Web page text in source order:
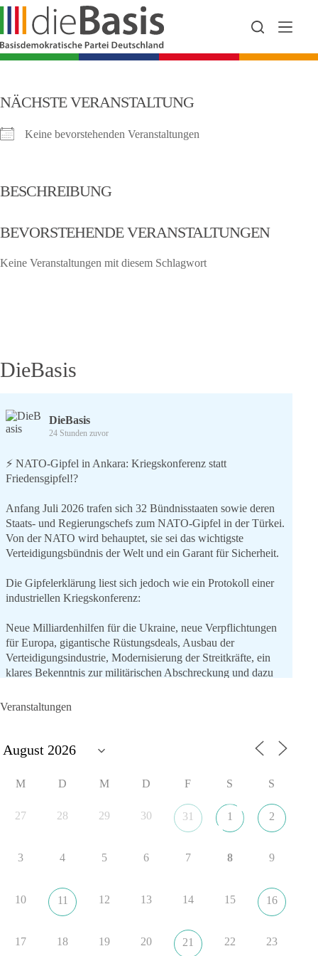
Zum
springen
NÄCHSTE VERANSTALTUNG
Keine bevorstehenden Veranstaltungen
BESCHREIBUNG
BEVORSTEHENDE VERANSTALTUNGEN
Keine Veranstaltungen mit diesem Schlagwort
DieBasis
DieBasis
24 Stunden zuvor
⚡️ NATO-Gipfel in Ankara: Kriegskonferenz statt
Friedensgipfel!?
Anfang Juli 2026 trafen sich 32 Bündnisstaaten sowie deren
Staats- und Regierungschefs zum NATO-Gipfel in der Türkei.
Von der NATO wird behauptet, sie sei das wichtigste
Verteidigungsbündnis der Welt und ein Garant für Sicherheit.
Die Gipfelerklärung liest sich jedoch wie ein Protokoll einer
industriellen Kriegskonferenz:
Neue Milliardenhilfen für die Ukraine, neue Verpflichtungen
für Europa, gigantische Rüstungsdeals, Ausbau der
Verteidigungsindustrie, Modernisierung der Streitkräfte, ein
klares Bekenntnis zur militärischen Abschreckung und dazu
aus der NATO. Ein Gipfel, der mehr nach Rüstungsdeal als
nach Friedenspolitik klingt, wird niemals Sicherheit schaffen,
#NATO
Veranstaltungen
M D M D F S S
27 28 29 30 31 1 2
3 4 5 6 7 8 9
10 11 12 13 14 15 16
17 18 19 20 21 22 23